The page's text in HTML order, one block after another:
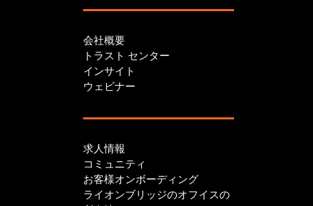
会社概要
トラスト センター
インサイト
ウェビナー
求人情報
コミュニティ
お客様オンボーディング
ライオンブリッジのオフイスの